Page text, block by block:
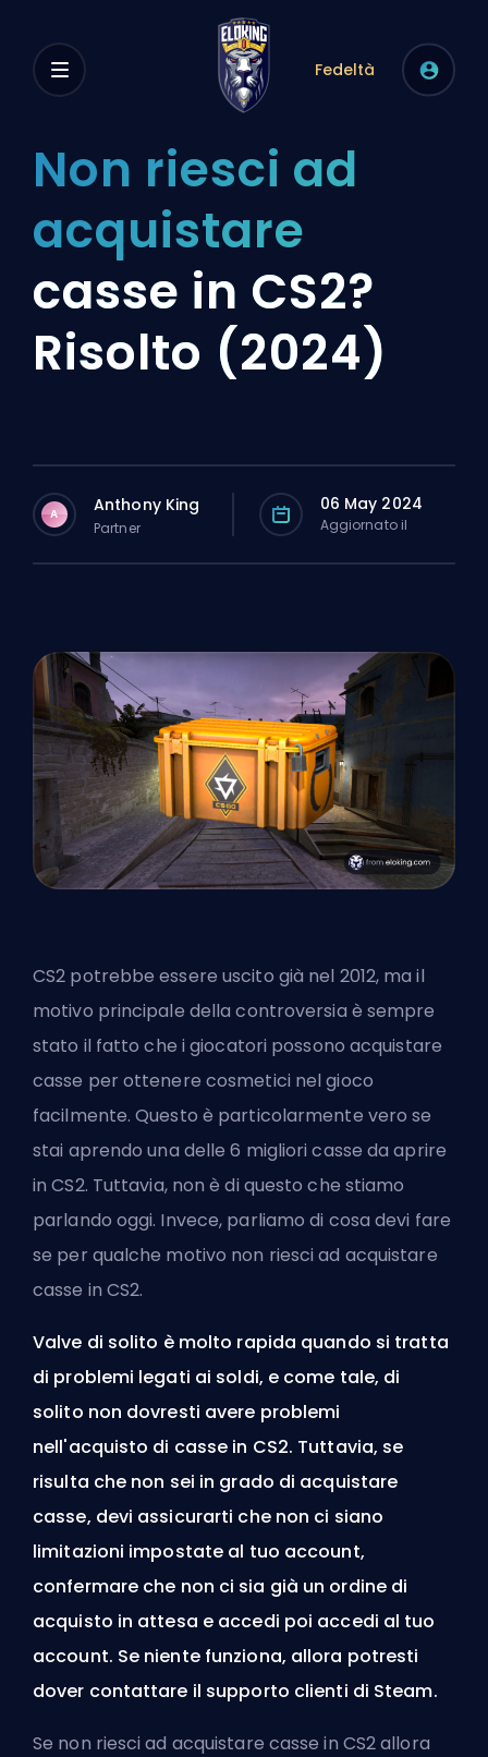
Fedeltà
Non riesci ad
acquistare
casse in CS2?
Risolto (2024)
A Anthony King
Partner
06 May 2024
Aggiornato il
CS2 potrebbe essere uscito già nel 2012, ma il
motivo principale della controversia è sempre
stato il fatto che i giocatori possono acquistare
casse per ottenere cosmetici nel gioco
facilmente. Questo è particolarmente vero se
stai aprendouna delle 6 migliori casse da aprire
in CS2. Tuttavia, non è di questo che stiamo
parlando oggi. Invece, parliamo di cosa devi fare
se per qualche motivo non riesci ad acquistare
casse in CS2.
Valve di solito è molto rapida quando si tratta
di problemi legati ai soldi, e come tale, di
solito non dovresti avere problemi
nell'acquisto di casse in CS2. Tuttavia, se
risulta che non sei in grado di acquistare
casse, devi assicurarti che non ci siano
limitazioni impostate al tuo account,
confermare che non ci sia già un ordine di
acquisto in attesa e accedi poi accedi al tuo
account. Se niente funziona, allora potresti
dover contattare il supporto clienti di Steam.
Se non riesci ad acquistare casse in CS2 allora